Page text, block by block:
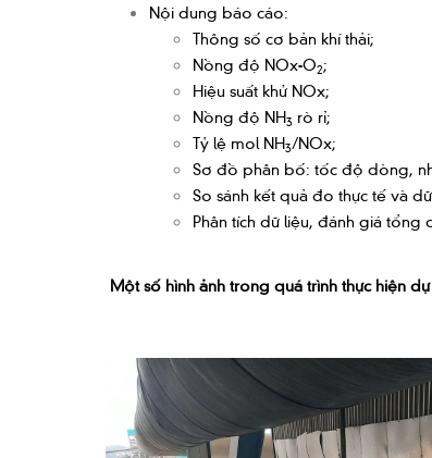
Nội dung báo cáo:
Thông số cơ bản khí thải;
Nồng độ NOx-O2;
Hiệu suất khử NOx;
Nồng độ NH3 rò rỉ;
Tỷ lệ mol NH3/NOx;
Sơ đồ phân bố: tốc độ dòng,
So sánh kết quả đo thực tế và
Phân tích dữ liệu, đánh giá tổng
Một số hình ảnh trong quá trình thực hiện